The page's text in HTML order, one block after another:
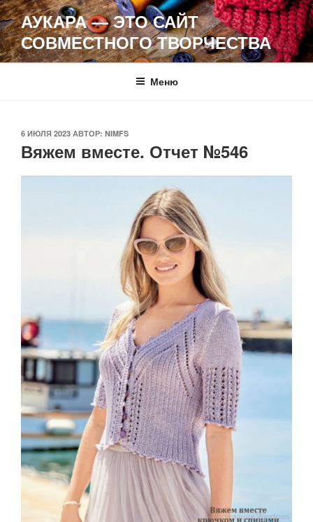
Перейти
к
содержимому
АУКАРА — ЭТО САЙТ
СОВМЕСТНОГО ТВОРЧЕСТВА
Меню
ОПУБЛИКОВАНО
6 ИЮЛЯ 2023 АВТОР: NIMFS
Вяжем вместе. Отчет №546